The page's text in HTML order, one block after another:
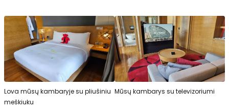
Lova mūsų kambaryje su pliušiniu
meškiuku
Mūsų kambarys su televizoriumi